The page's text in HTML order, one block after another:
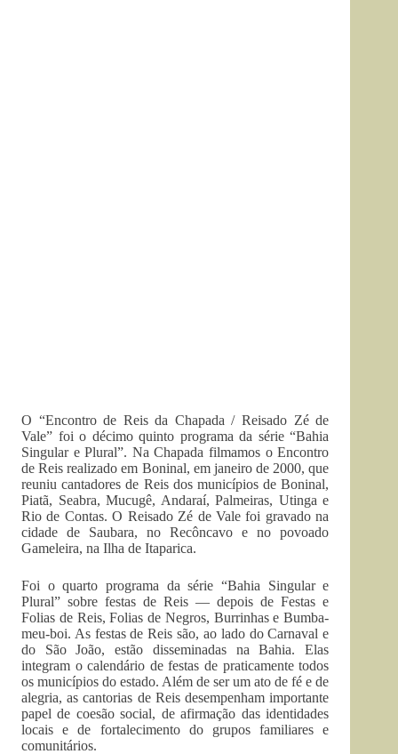
O “Encontro de Reis da Chapada / Reisado Zé de
Vale” foi o décimo quinto programa da série “Bahia
Singular e Plural”. Na Chapada filmamos o Encontro
de Reis realizado em Boninal, em janeiro de 2000, que
reuniu cantadores de Reis dos municípios de Boninal,
Piatã, Seabra, Mucugê, Andaraí, Palmeiras, Utinga e
Rio de Contas. O Reisado Zé de Vale foi gravado na
cidade de Saubara, no Recôncavo e no povoado
Gameleira, na Ilha de Itaparica.
Foi o quarto programa da série “Bahia Singular e
Plural” sobre festas de Reis — depois de Festas e
Folias de Reis, Folias de Negros, Burrinhas e Bumba-
meu-boi. As festas de Reis são, ao lado do Carnaval e
do São João, estão disseminadas na Bahia. Elas
integram o calendário de festas de praticamente todos
os municípios do estado. Além de ser um ato de fé e de
alegria, as cantorias de Reis desempenham importante
papel de coesão social, de afirmação das identidades
locais e de fortalecimento do grupos familiares e
comunitários.